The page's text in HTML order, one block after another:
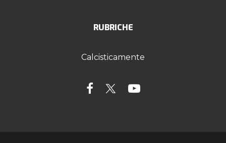
RUBRICHE
Calcisticamente